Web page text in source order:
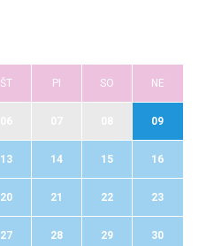
ŠT PI SO NE
09
13 14 15 16
20 21 22 23
27 28 29 30